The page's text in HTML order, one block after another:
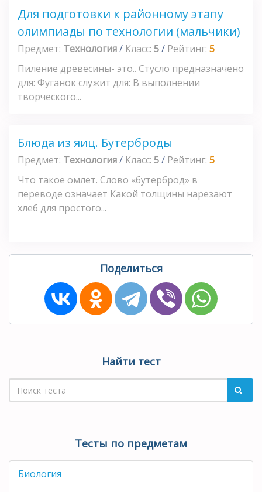
Для подготовки к районному этапу
олимпиады по технологии (мальчики)
Предмет: Технология/ Класс: 5/ Рейтинг: 5
Пиление древесины- это.. Стусло предназначено
для: Фуганок служит для: В выполнении
творческого...
Блюда из яиц. Бутерброды
Предмет: Технология/ Класс: 5/ Рейтинг: 5
Что такое омлет. Слово «бутерброд» в
переводе означает Какой толщины нарезают
хлеб для простого...
Поделиться
Найти тест
Тесты по предметам
Биология